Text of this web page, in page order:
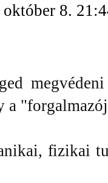
október 8.
a
fizikai